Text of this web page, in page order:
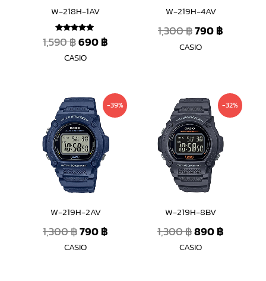
W-218H-1AV
ให้คะแนน
5.00
คะแนน
1,590฿690฿
CASIO
W-219H-4AV
1,300฿790฿
CASIO
-39%
W-219H-2AV
1,300฿
Original
price
was:
1,300 ฿.
790฿
Current
price
790 ฿.
CASIO
-32%
W-219H-8BV
1,300฿
Original
price
was:
1,300 ฿.
890฿
Current
price
CASIO